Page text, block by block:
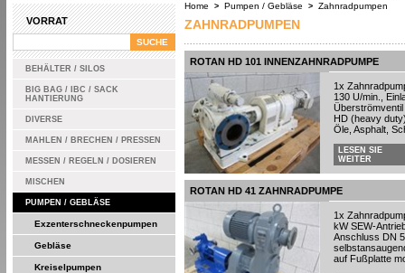
VORRAT
BEHÄLTER / SILOS
BIG BAG / IBC / SACK
HANTIERUNG
DIVERSE
MAHLEN / BRECHEN / PRESSEN
MESSEN / REGELN / DOSIEREN
MISCHEN
PUMPEN / GEBLÄSE
Exzenterschneckenpumpen
Gebläse
Kreiselpumpen
Home > Pumpen / Gebläse > Zahnradpumpen
ZAHNRADPUMPEN
ROTAN HD 101 INNENZAHNRADPUMPE
1x
130 U/min.,
HD (heavy
Öle, Asphalt,
LESEN SIE
WEITER
ROTAN HD 41 ZAHNRADPUMPE
1x
kW SEW-
Anschluss DN
auf Fußplatte